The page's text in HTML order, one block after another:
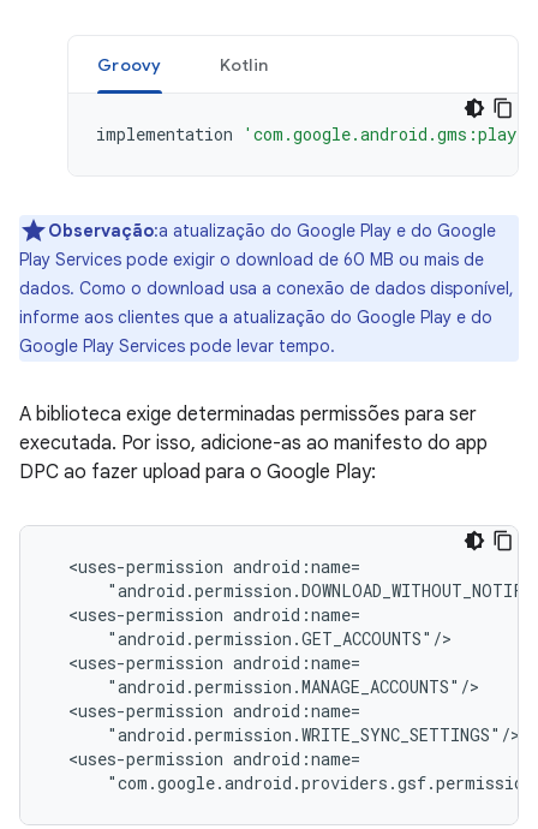
Groovy Kotlin
implementation
Observação:a atualização do Google Play e do Google
Play Services pode exigir o download de 60 MB ou mais de
dados. Como o download usa a conexão de dados disponível,
informe aos clientes que a atualização do Google Play e do
Google Play Services pode levar tempo.
A biblioteca exige determinadas permissões para ser
executada. Por isso, adicione-as ao manifesto do app
DPC ao fazer upload para o Google Play:
<uses-permission
<uses-permission
<uses-permission
<uses-permission
<uses-permission